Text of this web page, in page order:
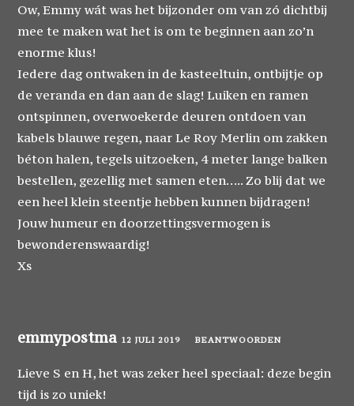
Ow, Emmy wát was het bijzonder om van zó dichtbij
mee te maken wat het is om te beginnen aan zo’n
enorme klus!
Iedere dag ontwaken in de kasteeltuin, ontbijtje op
de veranda en dan aan de slag! Luiken en ramen
ontspinnen, overwoekerde deuren ontdoen van
kabels blauwe regen, naar Le Roy Merlin om zakken
béton halen, tegels uitzoeken, 4 meter lange balken
bestellen, gezellig met samen eten….. Zo blij dat we
een heel klein steentje hebben kunnen bijdragen!
Jouw humeur en doorzettingsvermogen is
bewonderenswaardig!
Xs
emmypostma 12 JULI 2019 BEANTWOORDEN
Lieve S en H, het was zeker heel speciaal: deze begin
tijd is zo uniek!